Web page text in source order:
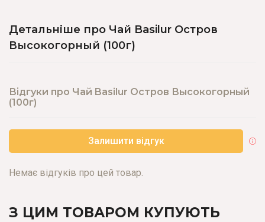
Детальніше про Чай Basilur Остров
Высокогорный (100г)
Відгуки про Чай Basilur Остров Высокогорный
(100г)
Залишити відгук
Немає відгуків про цей товар.
З ЦИМ ТОВАРОМ КУПУЮТЬ